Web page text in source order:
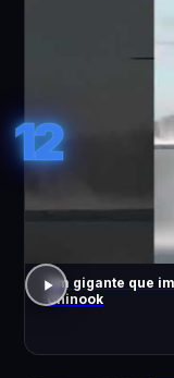
12
Um gigante que
Chinook